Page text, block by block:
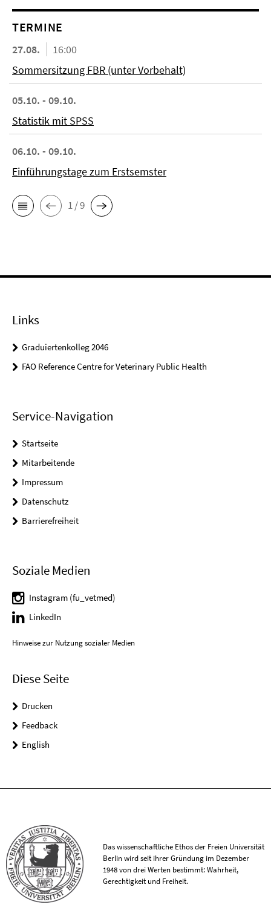
TERMINE
27.08.
16:00
Sommersitzung FBR (unter Vorbehalt)
05.10. - 09.10.
Statistik mit SPSS
06.10. - 09.10.
Einführungstage zum Erstsemster
1 / 9
Links
Graduiertenkolleg 2046
FAO Reference Centre for Veterinary Public Health
Service-Navigation
Startseite
Mitarbeitende
Impressum
Datenschutz
Barrierefreiheit
Soziale Medien
Instagram (fu_vetmed)
LinkedIn
Hinweise zur Nutzung sozialer Medien
Diese Seite
Drucken
Feedback
English
Das wissenschaftliche Ethos der Freien Universität
Berlin wird seit ihrer Gründung im Dezember
1948 von drei Werten bestimmt: Wahrheit,
Gerechtigkeit und Freiheit.